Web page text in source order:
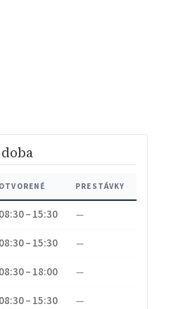
OTVORENÉ PRESTÁVKY
08:30 – 15:30 —
08:30 – 15:30 —
08:30 – 18:00 —
08:30 – 15:30 —